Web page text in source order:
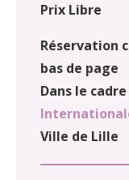
Prix Libre
Réservation
bas de page
Dans le
Ville de Lille